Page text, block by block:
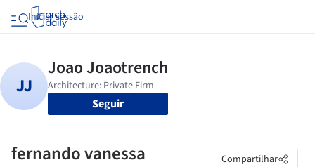
Iniciar sessão
Seguir
fernando vanessa Compartilhar